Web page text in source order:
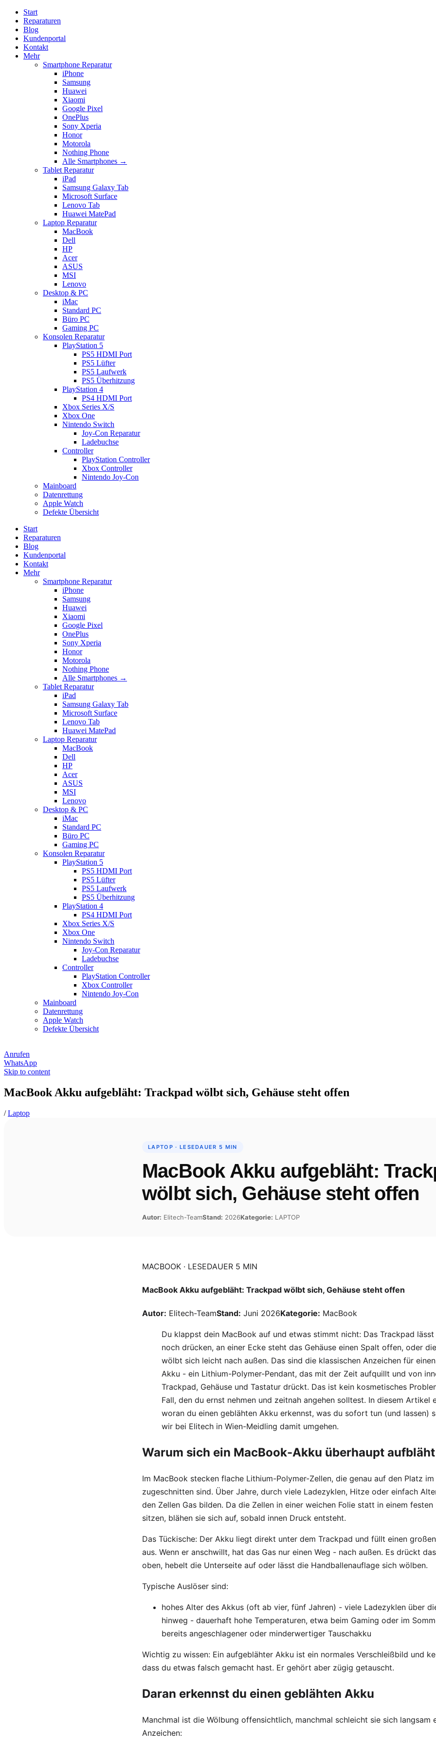
Start
Reparaturen
Blog
Kundenportal
Kontakt
Mehr
Smartphone Reparatur
iPhone
Samsung
Huawei
Xiaomi
Google Pixel
OnePlus
Sony Xperia
Honor
Motorola
Nothing Phone
Alle Smartphones →
Tablet Reparatur
iPad
Samsung Galaxy Tab
Microsoft Surface
Lenovo Tab
Huawei MatePad
Laptop Reparatur
MacBook
Dell
HP
Acer
ASUS
MSI
Lenovo
Desktop & PC
iMac
Standard PC
Büro PC
Gaming PC
Konsolen Reparatur
PlayStation 5
PS5 HDMI Port
PS5 Lüfter
PS5 Laufwerk
PS5 Überhitzung
PlayStation 4
PS4 HDMI Port
Xbox Series X/S
Xbox One
Nintendo Switch
Joy-Con Reparatur
Ladebuchse
Controller
PlayStation Controller
Xbox Controller
Nintendo Joy-Con
Mainboard
Datenrettung
Apple Watch
Defekte Übersicht
Start
Reparaturen
Blog
Kundenportal
Kontakt
Mehr
Smartphone Reparatur
iPhone
Samsung
Huawei
Xiaomi
Google Pixel
OnePlus
Sony Xperia
Honor
Motorola
Nothing Phone
Alle Smartphones →
Tablet Reparatur
iPad
Samsung Galaxy Tab
Microsoft Surface
Lenovo Tab
Huawei MatePad
Laptop Reparatur
MacBook
Dell
HP
Acer
ASUS
MSI
Lenovo
Desktop & PC
iMac
Standard PC
Büro PC
Gaming PC
Konsolen Reparatur
PlayStation 5
PS5 HDMI Port
PS5 Lüfter
PS5 Laufwerk
PS5 Überhitzung
PlayStation 4
PS4 HDMI Port
Xbox Series X/S
Xbox One
Nintendo Switch
Joy-Con Reparatur
Ladebuchse
Controller
PlayStation Controller
Xbox Controller
Nintendo Joy-Con
Mainboard
Datenrettung
Apple Watch
Defekte Übersicht
Anrufen
WhatsApp
Skip to content
MacBook Akku aufgebläht: Trackpad wölbt sich, Gehäuse steht offen
/Laptop
LAPTOP · LESEDAUER 5 MIN
MacBook Akku aufgebläht:
wölbt sich, Gehäuse steht offen
Autor: Elitech-TeamStand: 2026Kategorie: LAPTOP
MACBOOK · LESEDAUER 5 MIN
MacBook Akku aufgebläht: Trackpad wölbt sich, Gehäuse steht offen
Autor: Elitech-TeamStand: Juni 2026Kategorie: MacBook
Du klappst dein MacBook auf und etwas stimmt nicht: Das Trackpad
noch drücken, an einer Ecke steht das Gehäuse einen Spalt offen, oder
wölbt sich leicht nach außen. Das sind die klassischen Anzeichen für
Akku - ein Lithium-Polymer-Pendant, das mit der Zeit aufquillt und von
Trackpad, Gehäuse und Tastatur drückt. Das ist kein kosmetisches
Fall, den du ernst nehmen und zeitnah angehen solltest. In diesem Artikel
woran du einen geblähten Akku erkennst, was du sofort tun (und lassen)
wir bei Elitech in Wien-Meidling damit umgehen.
Warum sich ein MacBook-Akku überhaupt aufbläht
Im MacBook stecken flache Lithium-Polymer-Zellen, die genau auf den Platz im
zugeschnitten sind. Über Jahre, durch viele Ladezyklen, Hitze oder einfach
den Zellen Gas bilden. Da die Zellen in einer weichen Folie statt in einem festen
sitzen, blähen sie sich auf, sobald innen Druck entsteht.
Das Tückische: Der Akku liegt direkt unter dem Trackpad und füllt einen
aus. Wenn er anschwillt, hat das Gas nur einen Weg - nach außen. Es drückt
oben, hebelt die Unterseite auf oder lässt die Handballenauflage sich wölben.
Typische Auslöser sind:
hohes Alter des Akkus (oft ab vier, fünf Jahren) - viele Ladezyklen über
hinweg - dauerhaft hohe Temperaturen, etwa beim Gaming oder im
bereits angeschlagener oder minderwertiger Tauschakku
Wichtig zu wissen: Ein aufgeblähter Akku ist ein normales Verschleißbild und
dass du etwas falsch gemacht hast. Er gehört aber zügig getauscht.
Daran erkennst du einen geblähten Akku
Manchmal ist die Wölbung offensichtlich, manchmal schleicht sie sich langsam
Anzeichen: